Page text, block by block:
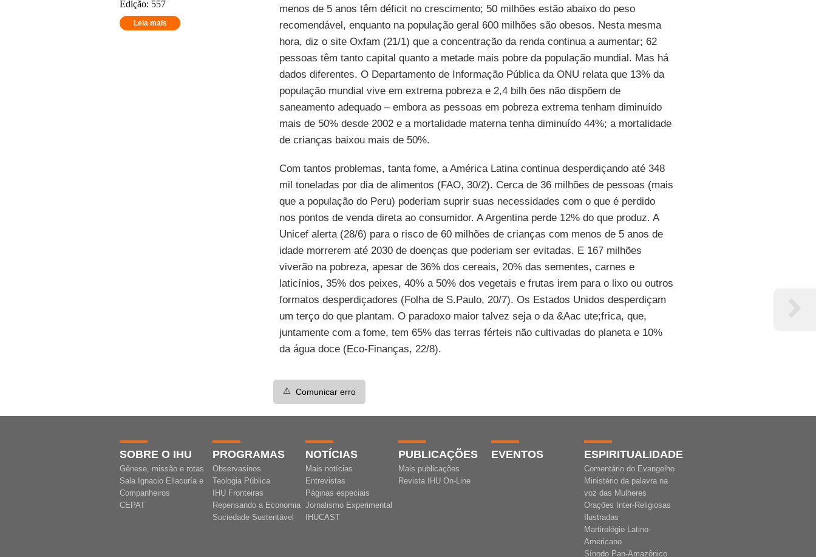
Edição: 557
Leia mais
menos de 5 anos têm déficit no crescimento; 50 milhões estão abaixo do peso
recomendável, enquanto na população geral 600 milhões são obesos. Nesta mesma
hora, diz o site Oxfam (21/1) que a concentração da renda continua a aumentar; 62
pessoas têm tanto capital quanto a metade mais pobre da população mundial. Mas há
dados diferentes. O Departamento de Informação Pública da ONU relata que 13% da
população mundial vive em extrema pobreza e 2,4 bilh ões não dispõem de
saneamento adequado – embora as pessoas em pobreza extrema tenham diminuído
mais de 50% desde 2002 e a mortalidade materna tenha diminuído 44%; a mortalidade
de crianças baixou mais de 50%.
Com tantos problemas, tanta fome, a América Latina continua desperdiçando até 348
mil toneladas por dia de alimentos (FAO, 30/2). Cerca de 36 milhões de pessoas (mais
que a população do Peru) poderiam suprir suas necessidades com o que é perdido
nos pontos de venda direta ao consumidor. A Argentina perde 12% do que produz. A
Unicef alerta (28/6) para o risco de 60 milhões de crianças com menos de 5 anos de
idade morrerem até 2030 de doenças que poderiam ser evitadas. E 167 milhões
viverão na pobreza, apesar de 36% dos cereais, 20% das sementes, carnes e
laticínios, 35% dos peixes, 40% a 50% dos vegetais e frutas irem para o lixo ou outros
formatos desperdiçadores (Folha de S.Paulo, 20/7). Os Estados Unidos desperdiçam
um terço do que plantam. O paradoxo maior talvez seja o da &Aac ute;frica, que,
juntamente com a fome, tem 65% das terras férteis não cultivadas do planeta e 10%
da água doce (Eco-Finanças, 22/8).
⚠️ Comunicar erro
SOBRE O IHU
Gênese, missão e rotas
Sala Ignacio Ellacuría e
Companheiros
CEPAT
PROGRAMAS
Observasinos
Teologia Pública
IHU Fronteiras
Repensando a Economia
Sociedade Sustentável
NOTÍCIAS
Mais notícias
Entrevistas
Páginas especiais
Jornalismo Experimental
IHUCAST
PUBLICAÇÕES
Mais publicações
Revista IHU On-Line
EVENTOS ESPIRITUALIDADE
Comentário do Evangelho
Ministério da palavra na
voz das Mulheres
Orações Inter-Religiosas
Ilustradas
Martirológio Latino-
Americano
Sínodo Pan-Amazônico